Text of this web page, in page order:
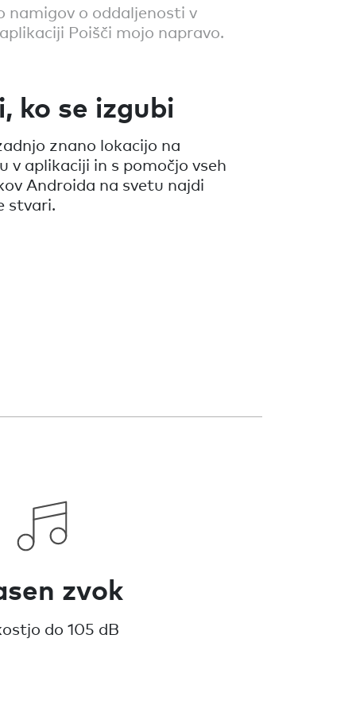
namigov o oddaljenosti v
Poišči mojo napravo.
ko se izgubi
znano lokacijo na
v aplikaciji in s pomočjo vseh
Androida na svetu najdi
stvari.
zvok
do 105 dB